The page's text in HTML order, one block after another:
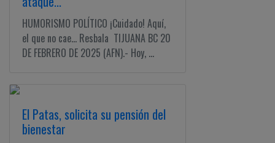
HUMORISMO POLÍTICO ¡Cuidado! Aquí,
el que no cae... Resbala TIJUANA BC 20
DE FEBRERO DE 2025 (AFN).- Hoy, ...
El Patas, solicita su pensión del
bienestar